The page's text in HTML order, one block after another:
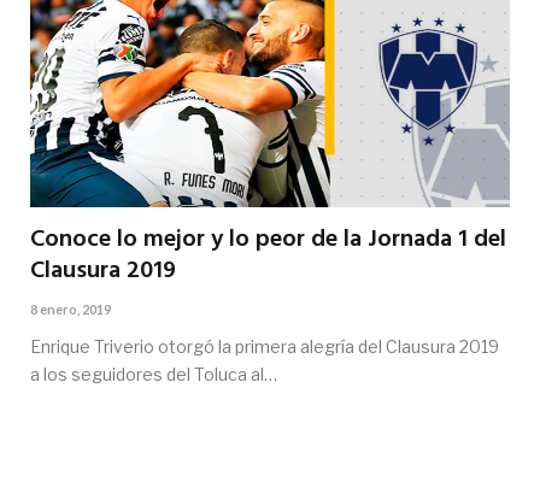
Conoce lo mejor y lo peor de la Jornada 1 del
Clausura 2019
8 enero, 2019
Enrique Triverio otorgó la primera alegría del Clausura 2019
a los seguidores del Toluca al…